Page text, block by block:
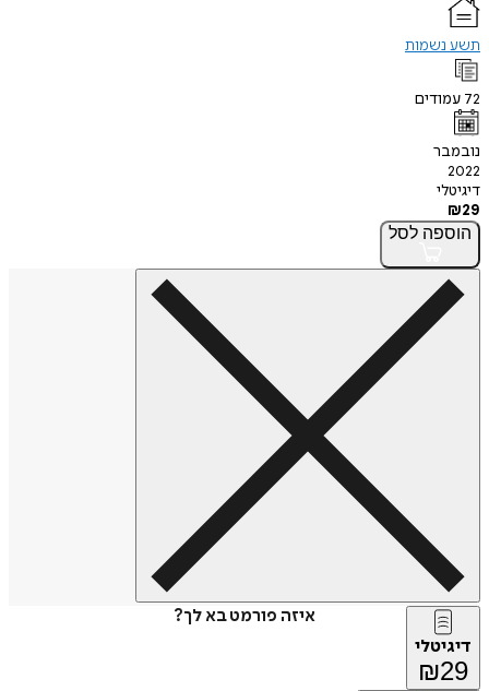
תשע נשמות
72 עמודים
נובמבר
2022
דיגיטלי
₪29
הוספה לסל
איזה פורמט בא לך?
דיגיטלי
₪29